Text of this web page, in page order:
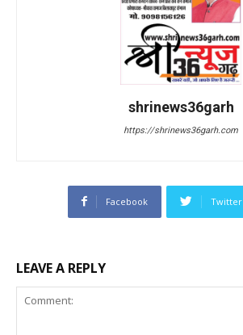
shrinews36garh
https://shrinews36garh.com
Facebook Twitter
LEAVE A REPLY